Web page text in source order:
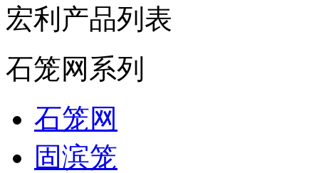
宏利产品列表
石笼网系列
石笼网
固滨笼